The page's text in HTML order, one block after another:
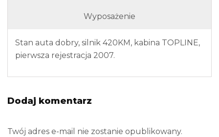
Wyposażenie
Stan auta dobry, silnik 420KM, kabina TOPLINE,
pierwsza rejestracja 2007.
Dodaj komentarz
Twój adres e-mail nie zostanie opublikowany.